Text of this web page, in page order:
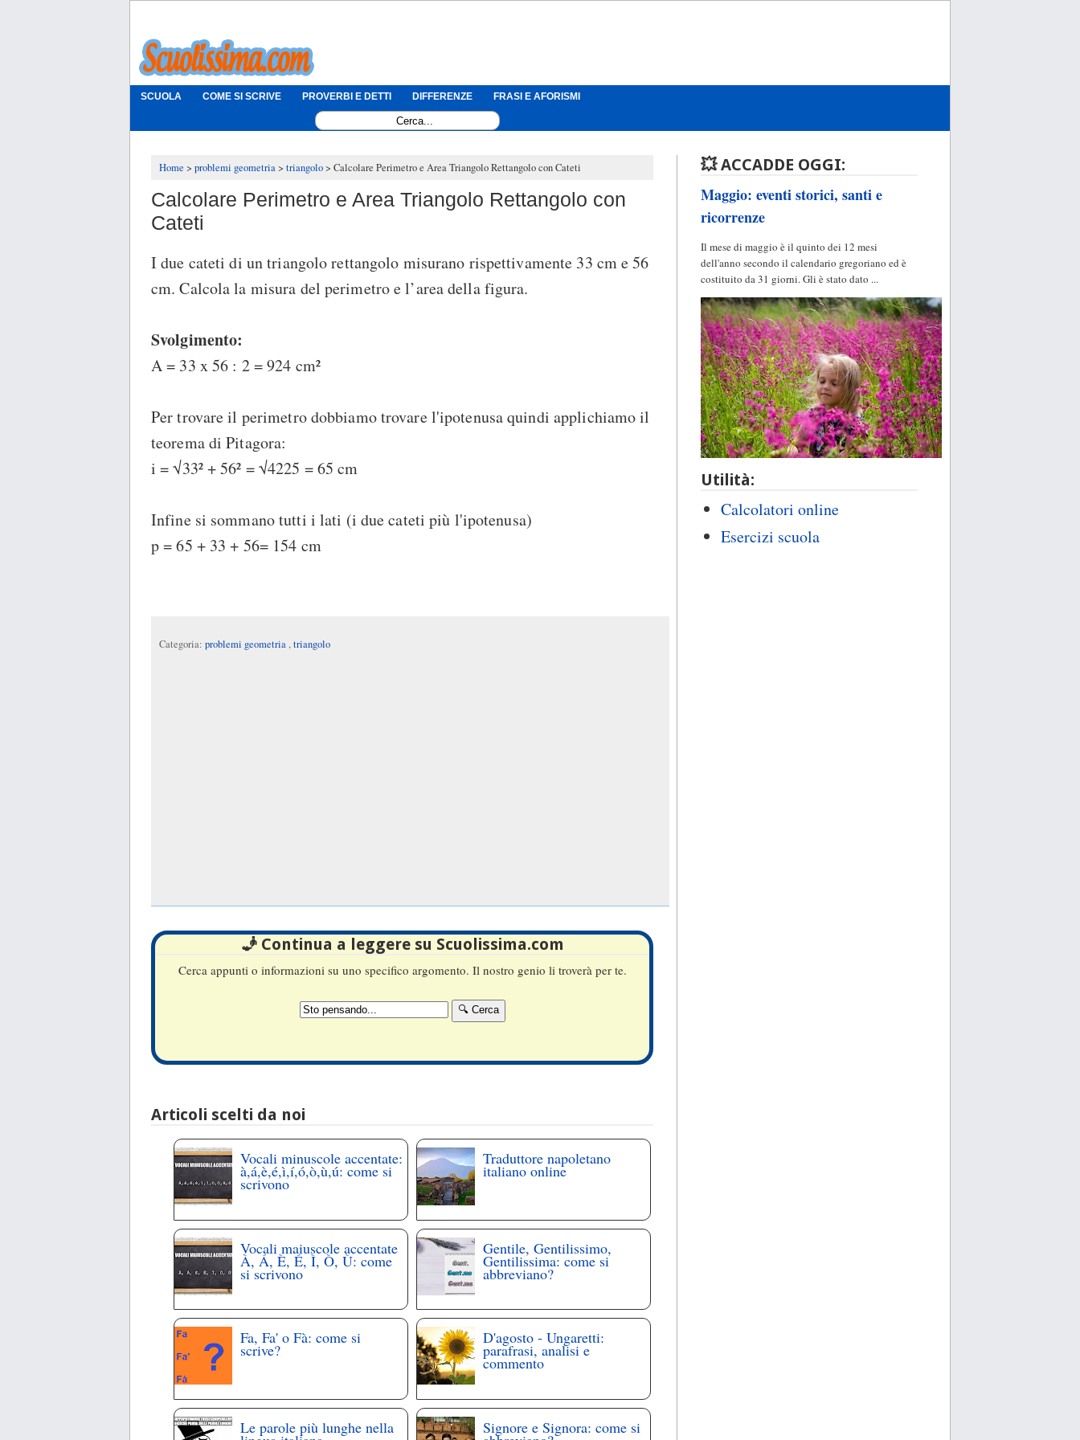
SCUOLA COME SI SCRIVE PROVERBI E DETTI DIFFERENZE FRASI E AFORISMI
Home problemi geometria triangolo Calcolare Perimetro e Area Triangolo Rettangolo con Cateti
Calcolare Perimetro e Area Triangolo Rettangolo con
Cateti
I due cateti di un triangolo rettangolo misurano rispettivamente 33 cm e 56
cm. Calcola la misura del perimetro e l’area della figura.
Svolgimento:
A = 33 x 56 : 2 = 924 cm²
Per trovare il perimetro dobbiamo trovare l'ipotenusa quindi applichiamo il
teorema di Pitagora:
i = √33² + 56² = √4225 = 65 cm
Infine si sommano tutti i lati (i due cateti più l'ipotenusa)
p = 65 + 33 + 56= 154 cm
Categoria: problemi geometria,triangolo
🧞 Continua a leggere su Scuolissima.com
Cerca appunti o informazioni su uno specifico argomento. Il nostro genio li troverà per te.
Articoli scelti da noi
Vocali minuscole accentate:
à,á,è,é,ì,í,ó,ò,ù,ú: come si
scrivono
Traduttore napoletano
italiano online
Vocali maiuscole accentate
À, Á, È, É, Ì, Ò, Ù: come
si scrivono
Gentile, Gentilissimo,
Gentilissima: come si
abbreviano?
Fa, Fa' o Fà: come si
scrive?
D'agosto - Ungaretti:
parafrasi, analisi e
commento
Le parole più lunghe nella Signore e Signora: come si
💥 ACCADDE OGGI:
Maggio: eventi storici, santi e
ricorrenze
Il mese di maggio è il quinto dei 12 mesi
dell'anno secondo il calendario gregoriano ed è
costituito da 31 giorni. Gli è stato dato ...
Utilità:
Calcolatori online
Esercizi scuola